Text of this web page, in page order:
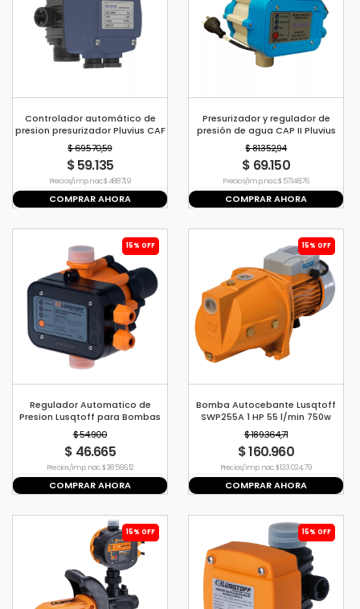
Controlador automático de
presion presurizador Pluvius CAF
$ 69.570,59
$ 59.135
Precio s/imp. nac. $ 48.871,9
COMPRAR AHORA
Presurizador y regulador de
presión de agua CAP II Pluvius
$ 81.352,94
$ 69.150
Precio s/imp. nac. $ 57.148,76
COMPRAR AHORA
15% OFF
Regulador Automatico de
Presion Lusqtoff para Bombas
MPS-1
$ 54.900
$ 46.665
Precio s/imp. nac. $ 38.566,12
COMPRAR AHORA
15% OFF
Bomba Autocebante Lusqtoff
SWP255A 1 HP 55 l/min 750w
$ 189.364,71
$ 160.960
Precio s/imp. nac. $ 133.024,79
COMPRAR AHORA
15% OFF 15% OFF